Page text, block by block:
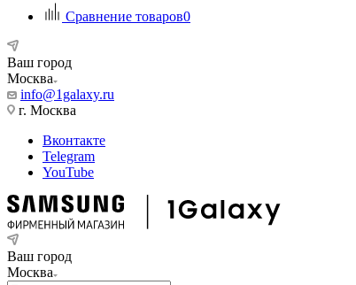
Сравнение товаров0
Ваш город
Москва
info@1galaxy.ru
г. Москва
Вконтакте
Telegram
YouTube
Ваш город
Москва